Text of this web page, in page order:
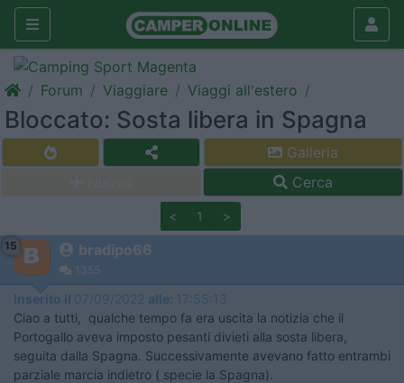
Forum Viaggiare Viaggi all'estero
Bloccato: Sosta libera in Spagna
Galleria
Cerca
< 1 >
15 bradipo66
1355
Inserito il 07/09/2022 alle: 17:55:13
Ciao a tutti, qualche tempo fa era uscita la notizia che il
Portogallo aveva imposto pesanti divieti alla sosta libera,
seguita dalla Spagna. Successivamente avevano fatto entrambi
parziale marcia indietro ( specie la Spagna).